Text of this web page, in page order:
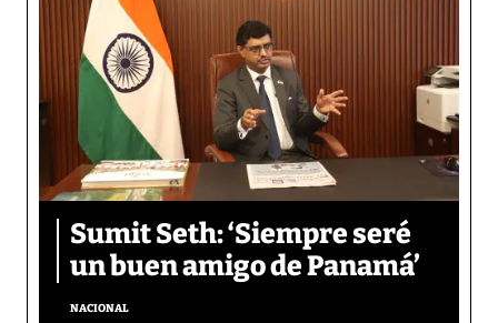
Sumit Seth: ‘Siempre seré
un buen amigo de Panamá’
NACIONAL